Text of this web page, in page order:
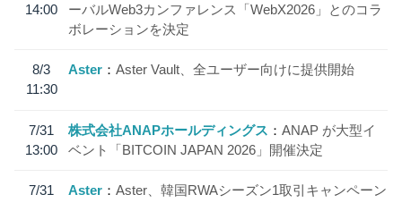
14:00
ーバルWeb3カンファレンス「WebX2026」とのコラ
ボレーションを決定
8/3
11:30
Aster Aster Vault、全ユーザー向けに提供開始
7/31
13:00
株式会社ANAPホールディングス
ANAP が大型イ
ベント「BITCOIN JAPAN 2026」開催決定
7/31
Aster
Aster、韓国RWAシーズン1取引キャンペーン